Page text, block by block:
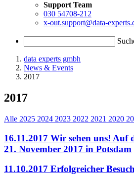
Support Team
030 54708-212
x-out.support@data-
data experts gmbh
News & Events
2017
2017
Alle 2025 2024 2023 2022 2021 2020
16.11.2017 Wir sehen uns! Auf
21. November 2017 in Potsdam
11.10.2017 Erfolgreicher